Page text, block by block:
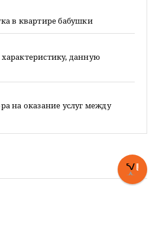
в квартире бабушки
данную
на оказание услуг между